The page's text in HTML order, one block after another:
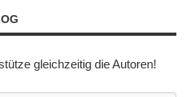
gleichzeitig die Autoren!